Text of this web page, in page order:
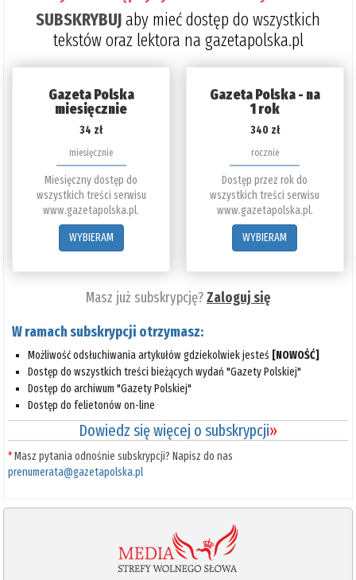
SUBSKRYBUJaby mieć dostęp do wszystkich
tekstów oraz lektora na gazetapolska.pl
Gazeta Polska
miesięcznie
34 zł
miesięcznie
Miesięczny dostęp do
wszystkich treści serwisu
www.gazetapolska.pl.
WYBIERAM
Gazeta Polska - na
1 rok
340 zł
rocznie
Dostęp przez rok do
wszystkich treści serwisu
www.gazetapolska.pl.
WYBIERAM
Masz już subskrypcję?Zaloguj się
W ramach subskrypcji otrzymasz:
Możliwość odsłuchiwania artykułów gdziekolwiek jesteś [NOWOŚĆ]
Dostęp do wszystkich treści bieżących wydań "Gazety Polskiej"
Dostęp do archiwum "Gazety Polskiej"
Dostęp do felietonów on-line
Dowiedz się więcej o subskrypcji»
*Masz pytania odnośnie subskrypcji? Napisz do nas
prenumerata@gazetapolska.pl